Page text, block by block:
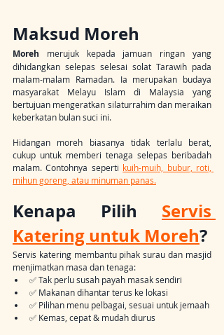
Maksud Moreh
Moreh merujuk kepada jamuan ringan yang
dihidangkan selepas selesai solat Tarawih pada
malam-malam Ramadan. Ia merupakan budaya
masyarakat Melayu Islam di Malaysia yang
bertujuan mengeratkan silaturrahim dan meraikan
keberkatan bulan suci ini.
Hidangan moreh biasanya tidak terlalu berat,
cukup untuk memberi tenaga selepas beribadah
malam. Contohnya seperti kuih-muih, bubur, roti,
mihun goreng, atau minuman panas.
Kenapa Pilih Servis
Katering untuk Moreh?
Servis katering membantu pihak surau dan masjid
menjimatkan masa dan tenaga:
✅ Tak perlu susah payah masak sendiri
✅ Makanan dihantar terus ke lokasi
✅ Pilihan menu pelbagai, sesuai untuk jemaah
✅ Kemas, cepat & mudah diurus